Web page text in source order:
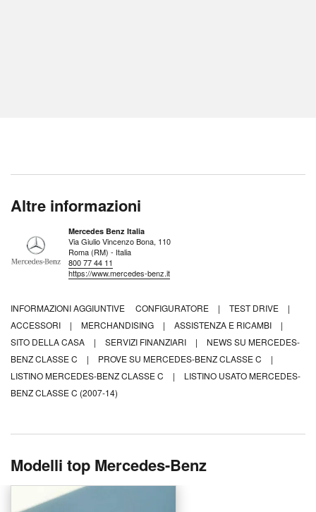
Altre informazioni
Mercedes Benz Italia
Via Giulio Vincenzo Bona, 110
Roma (RM) - Italia
800 77 44 11
https://www.mercedes-benz.it
INFORMAZIONI AGGIUNTIVE CONFIGURATORE | TEST DRIVE
|
ACCESSORI
| MERCHANDISING | ASSISTENZA E RICAMBI
|
SITO DELLA CASA
| SERVIZI FINANZIARI |
NEWS SU MERCEDES-
BENZ CLASSE C
| PROVE SU MERCEDES-BENZ CLASSE C
|
LISTINO MERCEDES-BENZ CLASSE C
|
LISTINO USATO MERCEDES-
BENZ CLASSE C (2007-14)
Modelli top Mercedes-Benz